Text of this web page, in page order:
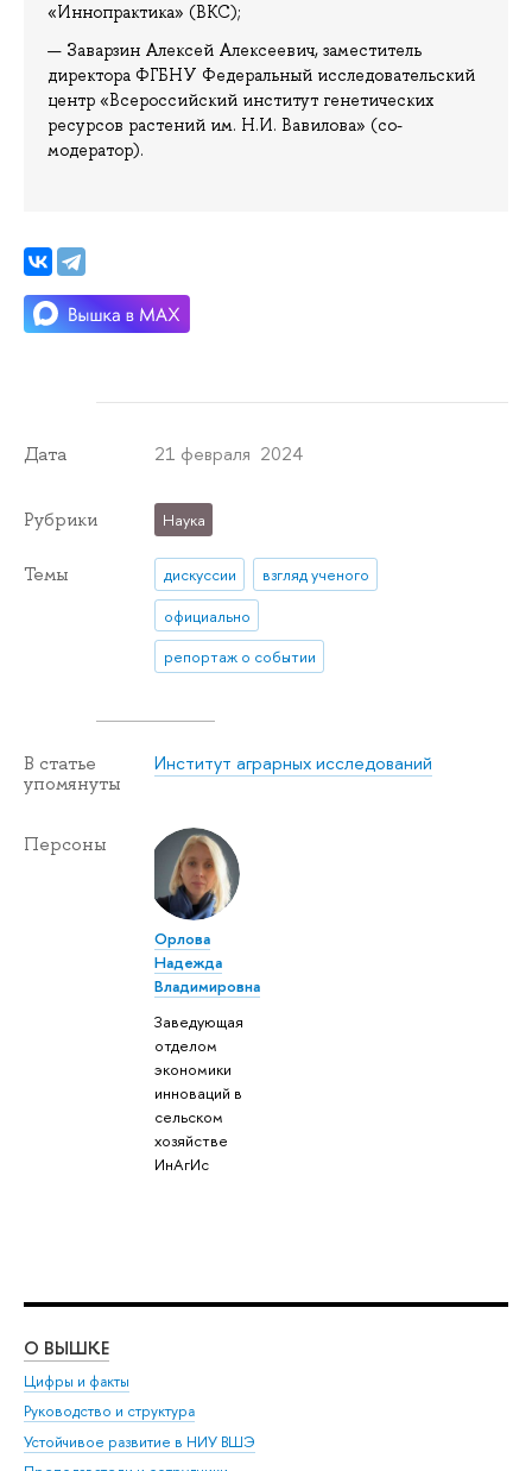
«Иннопрактика» (ВКС);
Заварзин Алексей Алексеевич, заместитель
директора ФГБНУ Федеральный исследовательский
центр «Всероссийский институт генетических
ресурсов растений им. Н.И. Вавилова» (со-
модератор).
Дата 21 февраля 2024
Рубрики Наука
Темы дискуссии
взгляд ученого
официально
репортаж о событии
В статье
упомянуты
Институт аграрных исследований
Персоны
Орлова
Надежда
Владимировна
Заведующая
отделом
экономики
инноваций в
сельском
хозяйстве
ИнАгИс
О ВЫШКЕ
Цифры и факты
Руководство и структура
Устойчивое развитие в НИУ ВШЭ